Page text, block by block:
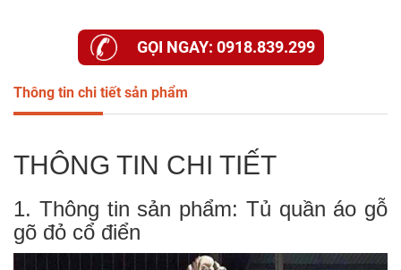
GỌI NGAY: 0918.839.299
Thông tin chi tiết sản phẩm
THÔNG TIN CHI TIẾT
1. Thông tin sản phẩm: Tủ quần áo gỗ
gõ đỏ cổ điển